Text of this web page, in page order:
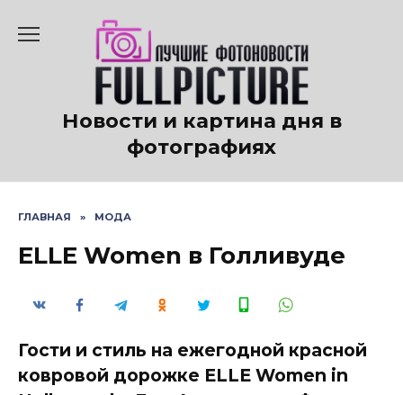
содержанию
Новости и картина дня в
фотографиях
ГЛАВНАЯ » МОДА
ELLE Women в Голливуде
Гости и стиль на ежегодной красной
ковровой дорожке ELLE Women in